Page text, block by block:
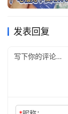
发表回复